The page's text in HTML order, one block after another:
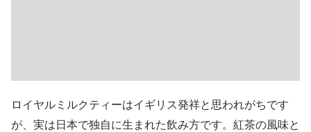
ロイヤルミルクティーはイギリス発祥と思われがちです
が、実は日本で独自に生まれた飲み方です。紅茶の風味と